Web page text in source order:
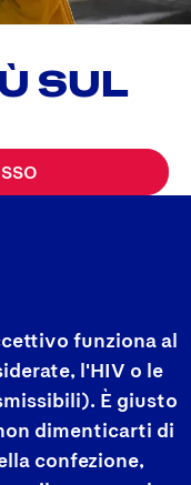
SUL
funziona al
l'HIV o le
È giusto
dimenticarti di
confezione,